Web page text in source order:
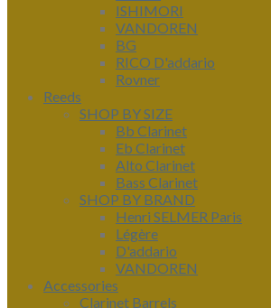
ISHIMORI
VANDOREN
BG
RICO D'addario
Rovner
Reeds
SHOP BY SIZE
Bb Clarinet
Eb Clarinet
Alto Clarinet
Bass Clarinet
SHOP BY BRAND
Henri SELMER Paris
Légère
D'addario
VANDOREN
Accessories
Clarinet Barrels